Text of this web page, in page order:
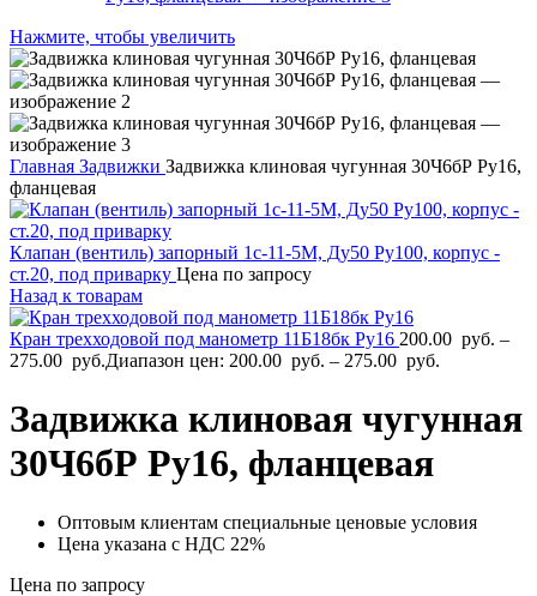
Нажмите, чтобы увеличить
Главная Задвижки Задвижка клиновая чугунная 30Ч6бР Ру16,
фланцевая
Клапан (вентиль) запорный 1с-11-5М, Ду50 Ру100, корпус -
ст.20, под приварку Цена по запросу
Назад к товарам
Кран трехходовой под манометр 11Б18бк Ру16 200.00 руб. –
275.00 руб.Диапазон цен: 200.00 руб. – 275.00 руб.
Задвижка клиновая чугунная
30Ч6бР Ру16, фланцевая
Оптовым клиентам специальные ценовые условия
Цена указана с НДС 22%
Цена по запросу